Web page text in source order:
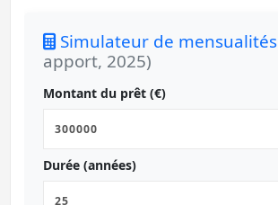
Simulateur de mensualités
apport, 2025)
Montant du prêt (€)
Durée (années)